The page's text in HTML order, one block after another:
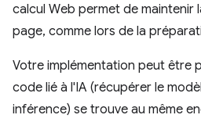
calcul Web permet de maintenir
page, comme lors de la
Votre implémentation peut être
code lié à l'IA (récupérer le
inférence) se trouve au même